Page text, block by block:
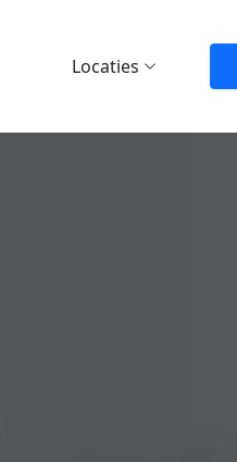
Locaties